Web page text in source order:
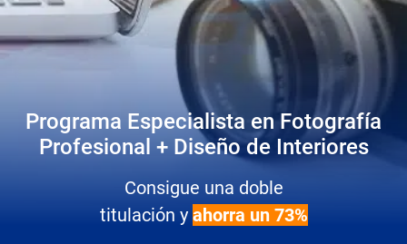
Programa Especialista en Fotografía
Profesional + Diseño de Interiores
Consigue una doble
titulación yahorra un 73%